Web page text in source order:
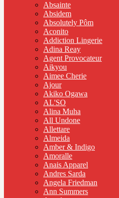
Absainte
Absidem
Absolutely Pôm
Aconito
Addiction Lingerie
Adina Reay
Agent Provocateur
Aikyou
Aimee Cherie
Ajour
Akiko Ogawa
AL'SO
Alina Muha
All Undone
Allettare
Almeida
Amber & Indigo
Amoralle
Anais Apparel
Andres Sarda
Angela Friedman
Ann Summers